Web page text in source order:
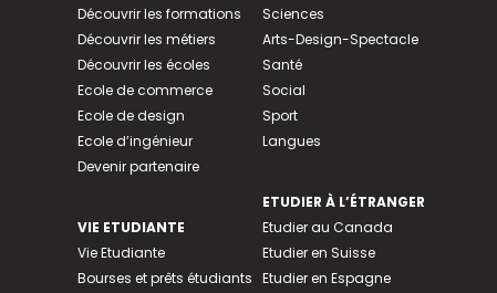
Découvrir les formations
Découvrir les métiers
Découvrir les écoles
Ecole de commerce
Ecole de design
Ecole d’ingénieur
Devenir partenaire
VIE ETUDIANTE
Vie Etudiante
Bourses et prêts étudiants
Sciences
Arts-Design-Spectacle
Santé
Social
Sport
Langues
ETUDIER À L’ÉTRANGER
Etudier au Canada
Etudier en Suisse
Etudier en Espagne